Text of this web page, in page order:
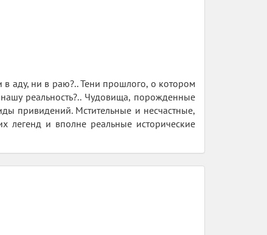
аду, ни в раю?.. Тени прошлого, о котором
реальность?.. Чудовища, порожденные
привидений. Мстительные и несчастные,
легенд и вполне реальные исторические